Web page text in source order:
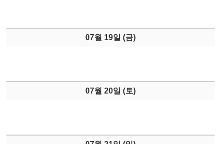
07월 19일 (금)
07월 20일 (토)